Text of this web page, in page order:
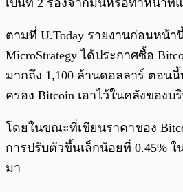
ตามที่ U.Today รายงานก่อนหน้า
MicroStrategy ได้ประกาศซื้อ
มากถึง 1,100 ล้านดอลลาร์ ตอน
ครอง Bitcoin เอาไว้ในคลังของบ
โดยในขณะที่เขียนราคาของ
การปรับตัวขึ้นเล็กน้อยที่ 0.45%
มา